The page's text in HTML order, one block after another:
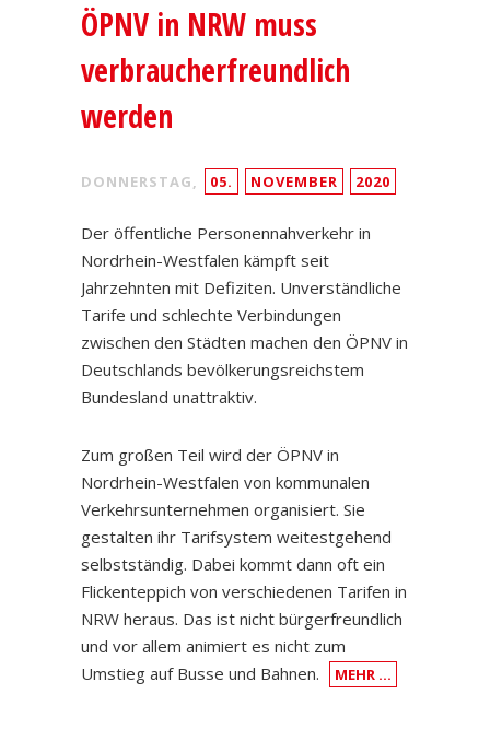
ÖPNV in NRW muss
verbraucherfreundlich
werden
DONNERSTAG, 05. NOVEMBER 2020
Der öffentliche Personennahverkehr in
Nordrhein-Westfalen kämpft seit
Jahrzehnten mit Defiziten. Unverständliche
Tarife und schlechte Verbindungen
zwischen den Städten machen den ÖPNV in
Deutschlands bevölkerungsreichstem
Bundesland unattraktiv.
Zum großen Teil wird der ÖPNV in
Nordrhein-Westfalen von kommunalen
Verkehrsunternehmen organisiert. Sie
gestalten ihr Tarifsystem weitestgehend
selbstständig. Dabei kommt dann oft ein
Flickenteppich von verschiedenen Tarifen in
NRW heraus. Das ist nicht bürgerfreundlich
und vor allem animiert es nicht zum
Umstieg auf Busse und Bahnen.
MEHR …